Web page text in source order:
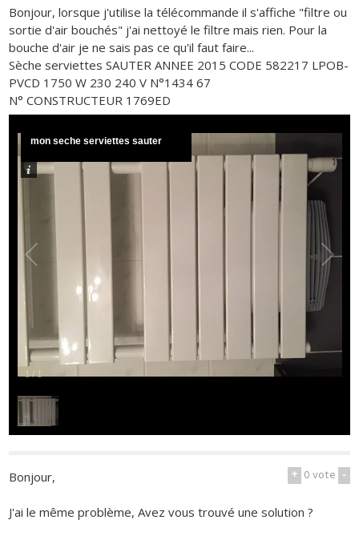
Bonjour, lorsque j'utilise la télécommande il s'affiche "filtre ou
sortie d'air bouchés" j'ai nettoyé le filtre mais rien. Pour la
bouche d'air je ne sais pas ce qu'il faut faire...
Sèche serviettes SAUTER ANNEE 2015 CODE 582217 LPOB-
PVCD 1750 W 230 240 V N°1434 67
N° CONSTRUCTEUR 1769ED
1 / 1
mon seche serviettes sauter
+ 0vote -
Bonjour,
J'ai le même problème, Avez vous trouvé une solution ?